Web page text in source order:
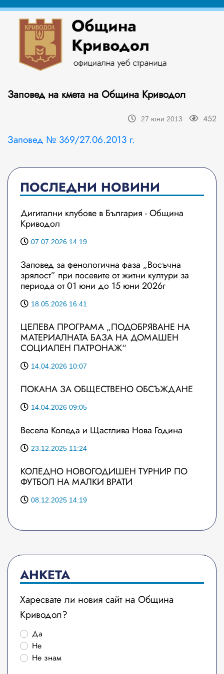
Заповед на кмета на Община Криводол
27 юни 2013 452
Заповед № 369/27.06.2013 г.
ПОСЛЕДНИ НОВИНИ
Дигитални клубове в България - Община
Криводол
07.07.2026 14:19
Заповед за фенологична фаза „Восъчна
зрялост” при посевите от житни култури за
периода от 01 юни до 15 юни 2026г
18.05.2026 16:41
ЦЕЛЕВА ПРОГРАМА „ПОДОБРЯВАНЕ НА
МАТЕРИАЛНАТА БАЗА НА ДОМАШЕН
СОЦИАЛЕН ПАТРОНАЖ“
14.04.2026 10:07
ПОКАНА ЗА ОБЩЕСТВЕНО ОБСЪЖДАНЕ
14.04.2026 09:05
Весела Коледа и Щастлива Нова Година
23.12.2025 11:24
КОЛЕДНО НОВОГОДИШЕН ТУРНИР ПО
ФУТБОЛ НА МАЛКИ ВРАТИ
08.12.2025 14:19
АНКЕТА
Харесвате ли новия сайт на Община
Криводол?
Да
Не
Не знам